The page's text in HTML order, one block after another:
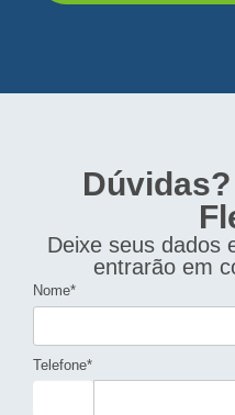
Deixe seus dados
entrarão em
Nome*
Telefone*